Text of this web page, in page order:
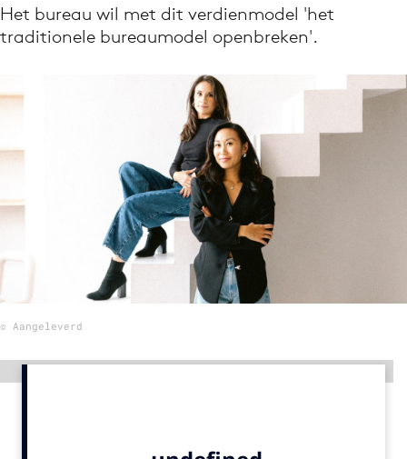
Nieuws app
Menu
Home
9 sept: GenAI-training
12 nov: MarketingLive!
Events
Opleidingen
Vacatures
Academy
Het bureau wil met dit verdienmodel 'het
traditionele bureaumodel openbreken'.
© Aangeleverd